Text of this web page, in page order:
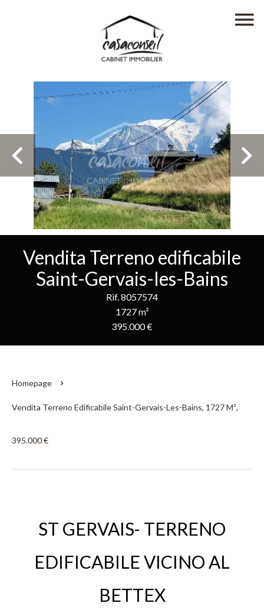
Vendita Terreno edificabile
Saint-Gervais-les-Bains
Rif. 8057574
1727 m²
395.000 €
Homepage
Vendita Terreno Edificabile Saint-Gervais-Les-Bains, 1727 M²,
395.000 €
ST GERVAIS- TERRENO
EDIFICABILE VICINO AL
BETTEX